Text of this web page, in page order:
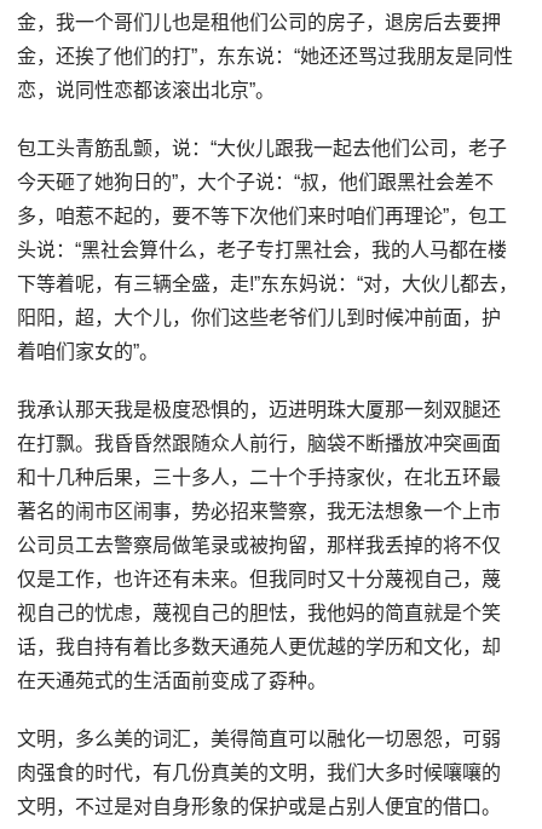
金，我一个哥们儿也是租他们公司的房子，退房后去要押
金，还挨了他们的打”，东东说：“她还还骂过我朋友是同性
恋，说同性恋都该滚出北京”。
包工头青筋乱颤，说：“大伙儿跟我一起去他们公司，老子
今天砸了她狗日的”，大个子说：“叔，他们跟黑社会差不
多，咱惹不起的，要不等下次他们来时咱们再理论”，包工
头说：“黑社会算什么，老子专打黑社会，我的人马都在楼
下等着呢，有三辆全盛，走!”东东妈说：“对，大伙儿都去，
阳阳，超，大个儿，你们这些老爷们儿到时候冲前面，护
着咱们家女的”。
我承认那天我是极度恐惧的，迈进明珠大厦那一刻双腿还
在打飘。我昏昏然跟随众人前行，脑袋不断播放冲突画面
和十几种后果，三十多人，二十个手持家伙，在北五环最
著名的闹市区闹事，势必招来警察，我无法想象一个上市
公司员工去警察局做笔录或被拘留，那样我丢掉的将不仅
仅是工作，也许还有未来。但我同时又十分蔑视自己，蔑
视自己的忧虑，蔑视自己的胆怯，我他妈的简直就是个笑
话，我自持有着比多数天通苑人更优越的学历和文化，却
在天通苑式的生活面前变成了孬种。
文明，多么美的词汇，美得简直可以融化一切恩怨，可弱
肉强食的时代，有几份真美的文明，我们大多时候嚷嚷的
文明，不过是对自身形象的保护或是占别人便宜的借口。